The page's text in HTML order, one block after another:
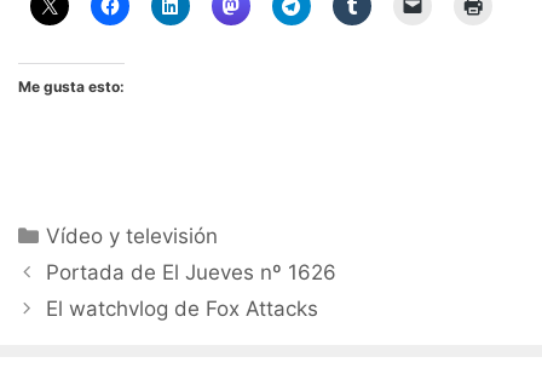
Me gusta esto:
Categorías
Vídeo y televisión
Portada de El Jueves nº 1626
El watchvlog de Fox Attacks